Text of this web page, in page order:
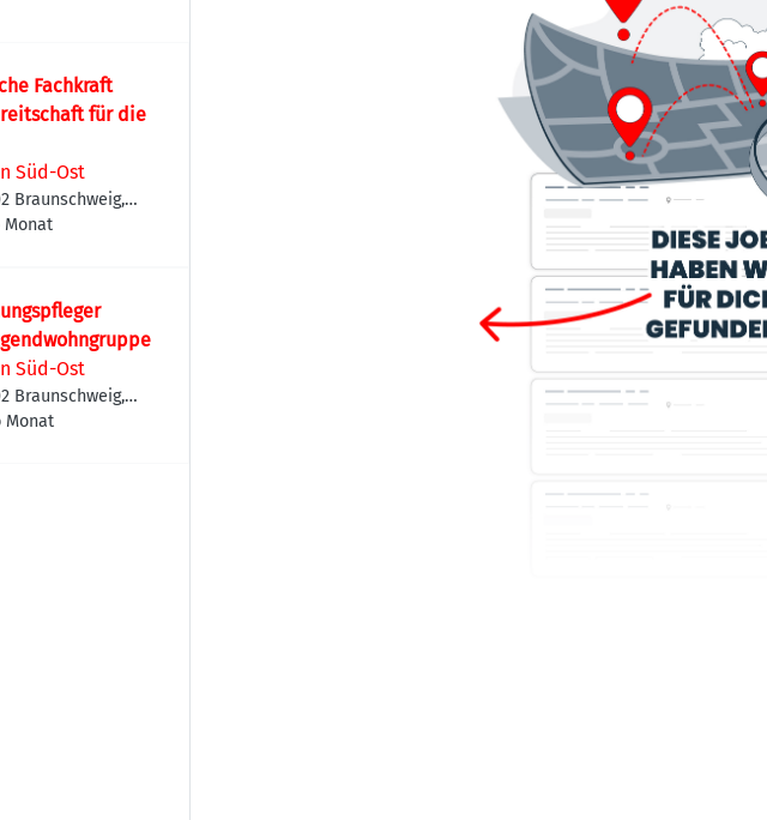
Fachkraft
für die
Süd-Ost
Braunschweig,
Monat
Süd-Ost
Braunschweig,
Monat